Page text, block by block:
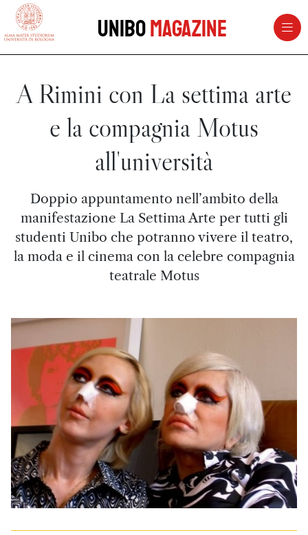
vai al contenuto della pagina
UniboMagazine
A Rimini con La settima arte
e la compagnia Motus
all'università
Doppio appuntamento nell’ambito della
manifestazione La Settima Arte per tutti gli
studenti Unibo che potranno vivere il teatro,
la moda e il cinema con la celebre compagnia
teatrale Motus